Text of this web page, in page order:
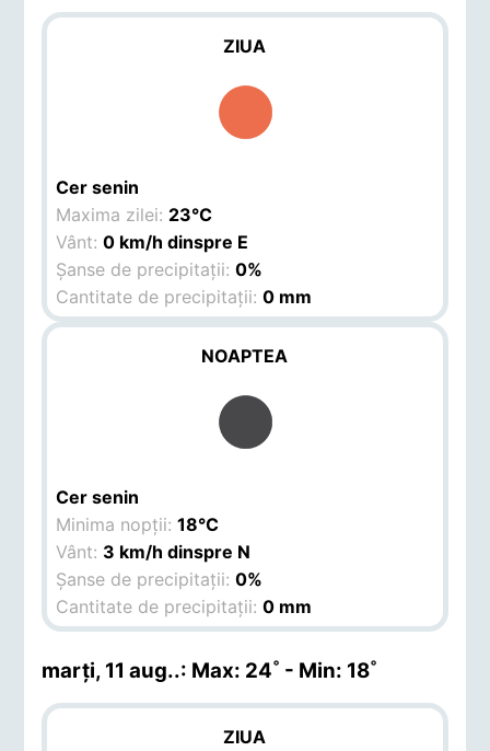
ZIUA
Cer senin
Maxima zilei: 23°C
Vânt:0 km/h dinspre E
Șanse de precipitații:0%
Cantitate de precipitații:0 mm
NOAPTEA
Cer senin
Minima nopții:18°C
Vânt: 3 km/h dinspre N
Șanse de precipitații:0%
Cantitate de precipitații:0 mm
marți, 11 aug..: Max: 24˚ - Min: 18˚
ZIUA